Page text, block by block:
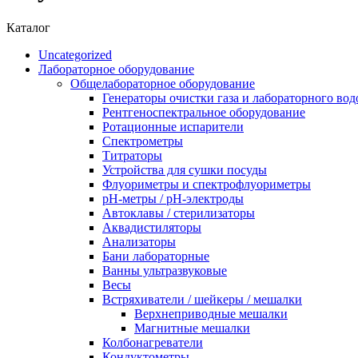
Каталог
Uncategorized
Лабораторное оборудование
Общелабораторное оборудование
Генераторы очистки газа и лабораторного
Рентгеноспектральное оборудование
Ротационные испарители
Спектрометры
Титраторы
Устройства для сушки посуды
Флуориметры и спектрофлуориметры
pН-метры / рН-электроды
Автоклавы / стерилизаторы
Аквадистиляторы
Анализаторы
Бани лабораторные
Ванны ультразвуковые
Весы
Встряхиватели / шейкеры / мешалки
Верхнеприводные мешалки
Магнитные мешалки
Колбонагреватели